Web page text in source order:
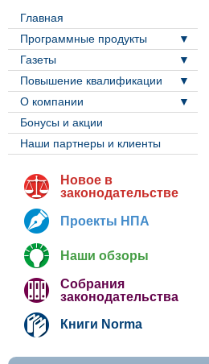
Главная
Программные продукты
Газеты
Повышение квалификации
О компании
Бонусы и акции
Наши партнеры и клиенты
Новое в
законодательстве
Проекты НПА
Наши обзоры
Собрания
законодательства
Книги Norma